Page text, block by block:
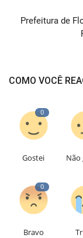
Prefeitura de
COMO VOCÊ
0
Gostei Não
0
Bravo